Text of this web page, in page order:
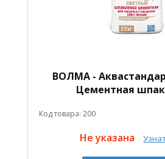
ВОЛМА -
Цементная
Код товара: 200
Не указана